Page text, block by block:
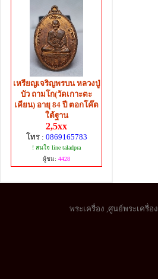
เหรียญเจริญพรบน หลวงปู่
บัว ถามโก(วัดเกาะตะ
เคียน) อายุ 84 ปี ตอกโค๊ต
ใต้ฐาน
2,5xx
โทร : 0869165783
! สนใจ line taladpra
ผู้ชม: 4428
พระเครื่อง ,ศูนย์พระเครื่อง